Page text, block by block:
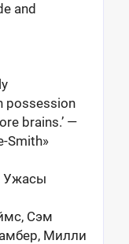
and
possession
brains.’ —
Smith»
Ужасы
Сэм
Милли